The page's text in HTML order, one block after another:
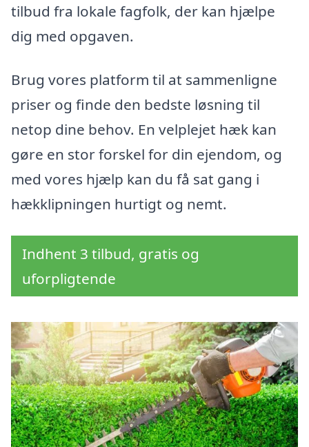
tilbud fra lokale fagfolk, der kan hjælpe
dig med opgaven.
Brug vores platform til at sammenligne
priser og finde den bedste løsning til
netop dine behov. En velplejet hæk kan
gøre en stor forskel for din ejendom, og
med vores hjælp kan du få sat gang i
hækklipningen hurtigt og nemt.
Indhent 3 tilbud, gratis og
uforpligtende